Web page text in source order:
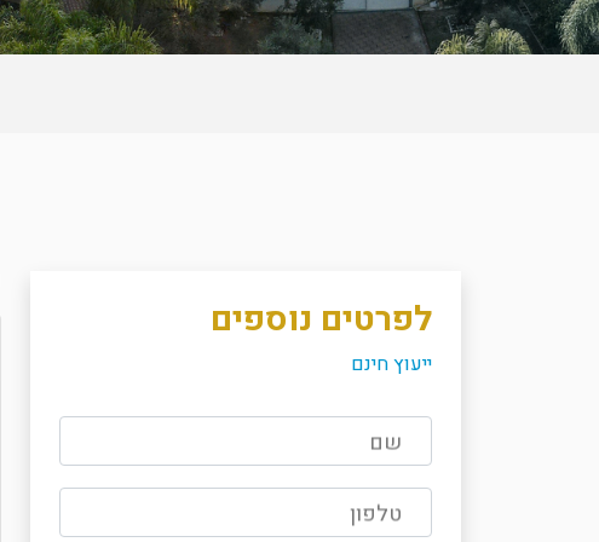
לפרטים נוספים
ייעוץ חינם
שם
טלפון